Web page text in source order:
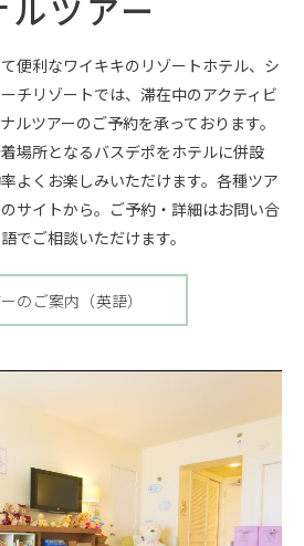
ツアー
便利なワイキキのリゾートホテル、シ
チリゾートでは、滞在中のアクティビ
ルツアーのご予約を承っております。
場所となるバスデポをホテルに併設
よくお楽しみいただけます。各種ツア
サイトから。ご予約・詳細はお問い合
でご相談いただけます。
のご案内（英語）